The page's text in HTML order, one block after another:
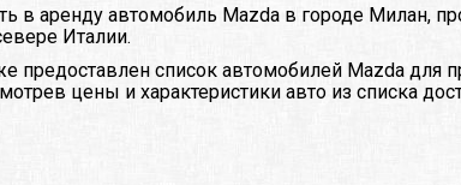
в аренду автомобиль Mazda в городе Милан,
Италии.
предоставлен список автомобилей Mazda для
цены и характеристики авто из списка